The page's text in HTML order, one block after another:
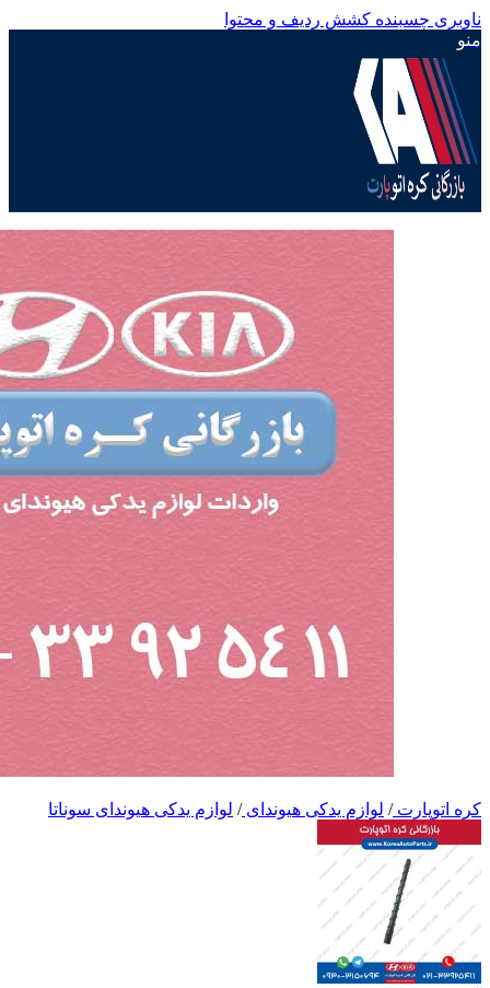
ناوبری چسبنده کشش ردیف و محتوا
منو
کره اتوپارت/ لوازم یدکی هیوندای/ لوازم یدکی هیوندای سوناتا